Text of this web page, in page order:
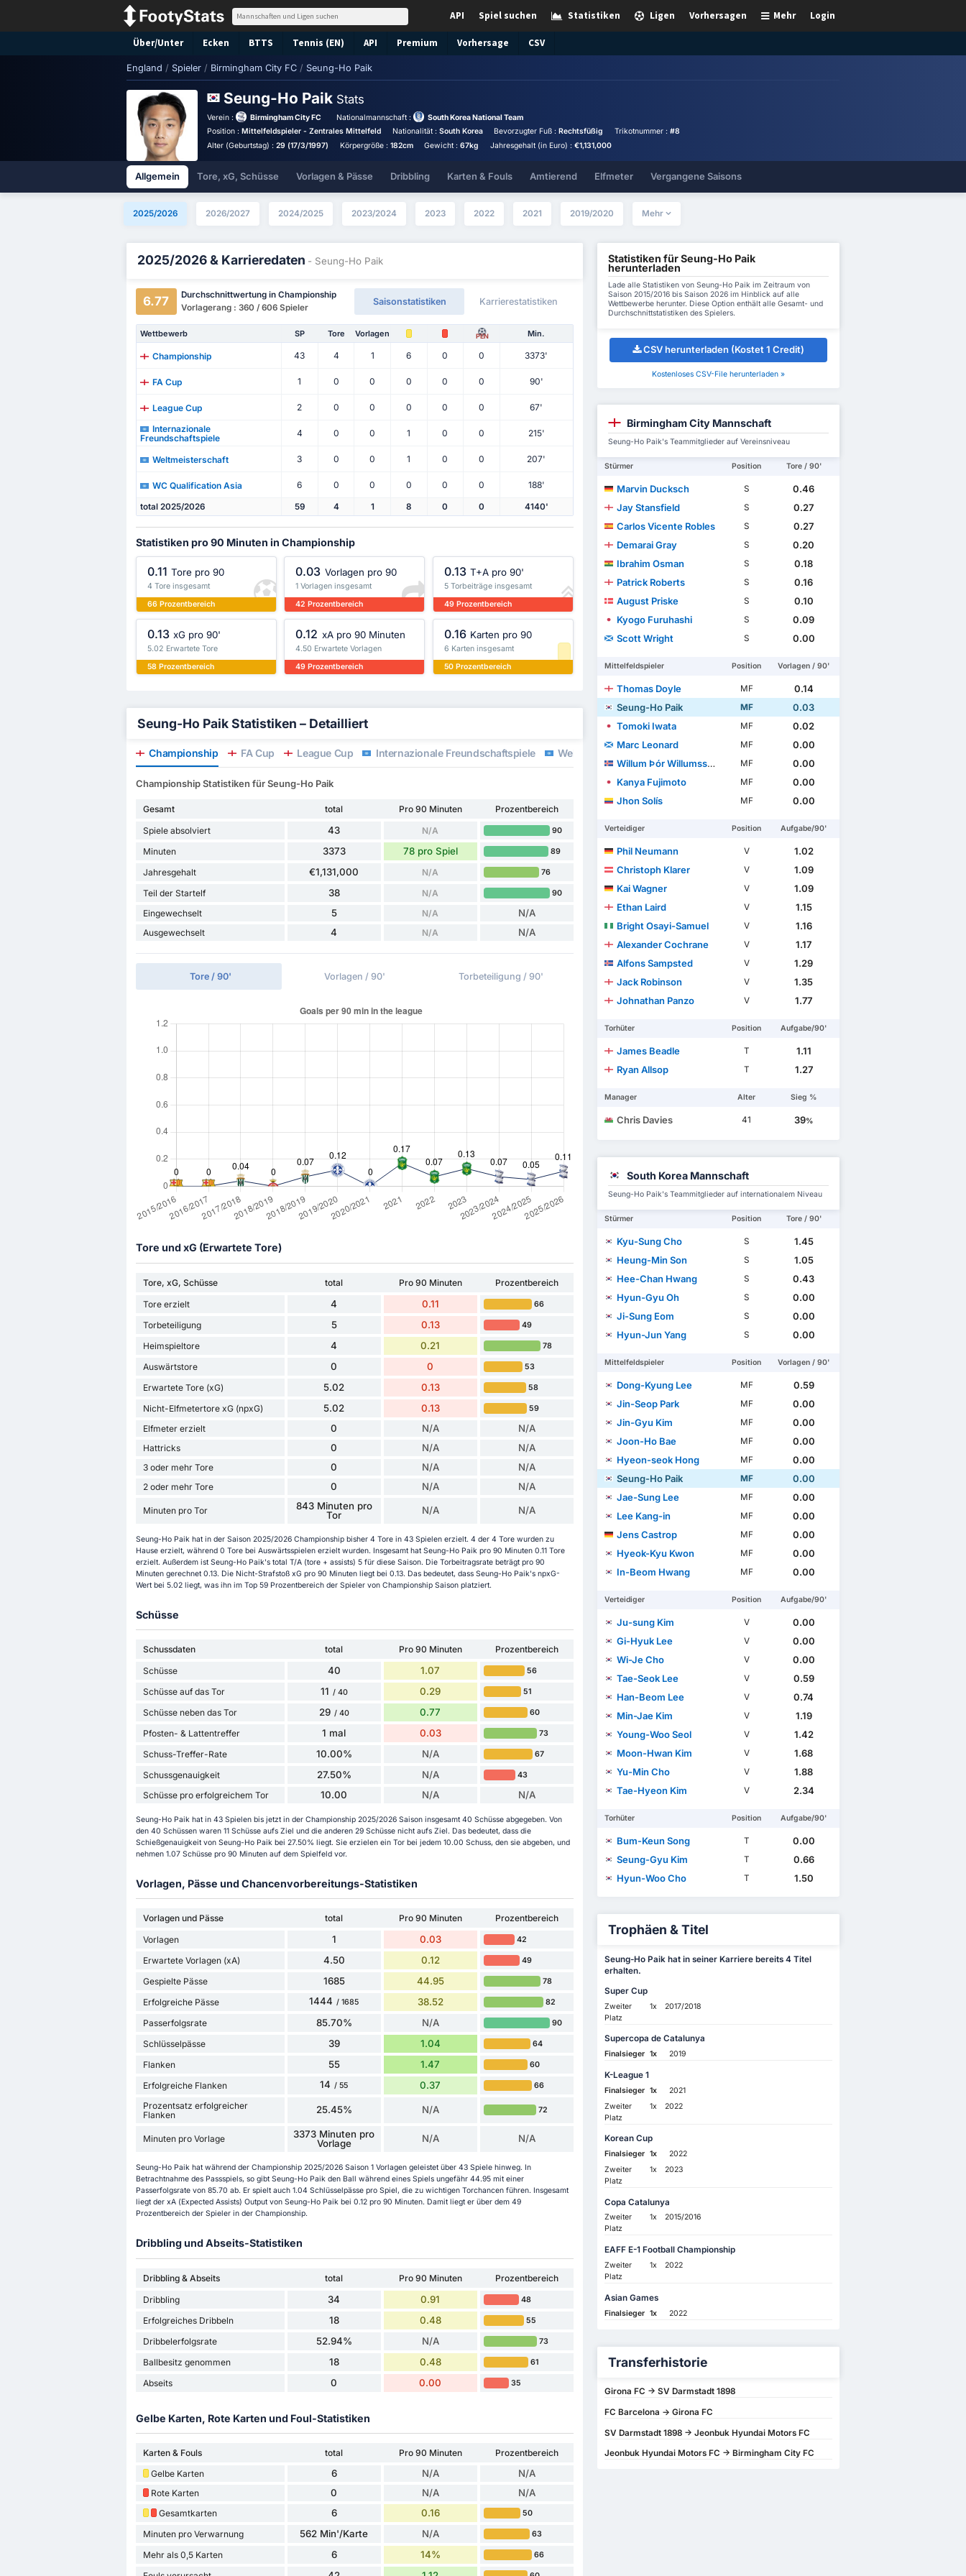
Login
Mehr
Vorhersagen
Ligen
Statistiken
Spiel suchen
API
Über/Unter Ecken BTTS Tennis (EN) API Premium Vorhersage CSV
England / Spieler / Birmingham City FC / Seung-Ho Paik
Seung-Ho Paik Stats
Verein : Birmingham City FC Nationalmannschaft :
South Korea National Team
Position :Mittelfeldspieler - Zentrales Mittelfeld Nationalität : South Korea Bevorzugter Fuß :Rechtsfüßig Trikotnummer : #8
Alter (Geburtstag) :29 (17/3/1997) Körpergröße : 182cm Gewicht :67kg Jahresgehalt (in Euro) : €1,131,000
Allgemein Tore, xG, Schüsse Vorlagen & Pässe Dribbling Karten & Fouls Amtierend Elfmeter Vergangene Saisons
2025/2026 2026/2027 2024/2025 2023/2024 2023 2022 2021 2019/2020 Mehr
2025/2026 & Karrieredaten - Seung-Ho Paik
6.77
Durchschnittwertung in Championship
Vorlagerang : 360 / 606 Spieler
Saisonstatistiken Karrierestatistiken
Wettbewerb SP Tore Vorlagen PEN Min.
Championship 43 4 1 6 0 0 3373'
FA Cup 1 0 0 0 0 0 90'
League Cup 2 0 0 0 0 0
67'
Internazionale
Freundschaftspiele
4 0 0 1 0 0 215'
Weltmeisterschaft 3 0 0 1 0 0 207'
WC Qualification Asia 6 0 0 0 0 0 188'
total 2025/2026 59 4 1 8 0 0 4140'
Statistiken pro 90 Minuten in Championship
0.11 Tore pro 90
4 Tore insgesamt
66 Prozentbereich
0.03 Vorlagen pro 90
1 Vorlagen insgesamt
42 Prozentbereich
0.13 T+A pro 90'
5 Torbeiträge insgesamt
49 Prozentbereich
0.13 xG pro 90'
5.02 Erwartete Tore
58 Prozentbereich
0.12 xA pro 90 Minuten
4.50 Erwartete Vorlagen
49 Prozentbereich
0.16 Karten pro 90
6 Karten insgesamt
50 Prozentbereich
Seung-Ho Paik Statistiken – Detailliert
Championship FA Cup League Cup Internazionale Freundschaftspiele Weltmeisterschaft
Championship Statistiken für Seung-Ho Paik
Gesamt total Pro 90 Minuten
Prozentbereich
Spiele absolviert
43 N/A 90
Minuten 3373 78 pro Spiel 89
Jahresgehalt €1,131,000 N/A 76
Teil der Startelf 38 N/A 90
Eingewechselt 5 N/A N/A
Ausgewechselt 4 N/A N/A
Tore / 90' Vorlagen / 90' Torbeteiligung / 90'
Tore und xG (Erwartete Tore)
Tore, xG, Schüsse total Pro 90 Minuten
Prozentbereich
Tore erzielt
4 0.11 66
Torbeteiligung 5 0.13 49
Heimspieltore 4 0.21 78
Auswärtstore 0 0 53
Erwartete Tore (xG) 5.02 0.13 58
Nicht-Elfmetertore xG (npxG) 5.02 0.13 59
Elfmeter erzielt 0 N/A N/A
Hattricks 0 N/A N/A
3 oder mehr Tore 0 N/A N/A
2 oder mehr Tore 0 N/A N/A
Minuten pro Tor
843 Minuten pro
Tor
N/A N/A
Seung-Ho Paik hat in der Saison 2025/2026 Championship bisher 4 Tore in 43 Spielen erzielt. 4 der 4 Tore wurden zu
Hause erzielt, während 0 Tore bei Auswärtsspielen erzielt wurden. Insgesamt hat Seung-Ho Paik pro 90 Minuten 0.11 Tore
erzielt. Außerdem ist Seung-Ho Paik's total T/A (tore + assists) 5 für diese Saison. Die Torbeitragsrate beträgt pro 90
Minuten gerechnet 0.13. Die Nicht-Strafstoß xG pro 90 Minuten liegt bei 0.13. Das bedeutet, dass Seung-Ho Paik's npxG-
Wert bei 5.02 liegt, was ihn im Top 59 Prozentbereich der Spieler von Championship Saison platziert.
Schüsse
Schussdaten total Pro 90 Minuten
Prozentbereich
Schüsse
40 1.07 56
Schüsse auf das Tor 11 / 40 0.29 51
Schüsse neben das Tor 29 / 40 0.77 60
Pfosten- & Lattentreffer 1 mal 0.03 73
Schuss-Treffer-Rate 10.00% N/A 67
Schussgenauigkeit 27.50% N/A 43
Schüsse pro erfolgreichem Tor 10.00 N/A N/A
Seung-Ho Paik hat in 43 Spielen bis jetzt in der Championship 2025/2026 Saison insgesamt 40 Schüsse abgegeben. Von
den 40 Schüssen waren 11 Schüsse aufs Ziel und die anderen 29 Schüsse nicht aufs Ziel. Das bedeutet, dass die
Schießgenauigkeit von Seung-Ho Paik bei 27.50% liegt. Sie erzielen ein Tor bei jedem 10.00 Schuss, den sie abgeben, und
nehmen 1.07 Schüsse pro 90 Minuten auf dem Spielfeld vor.
Vorlagen, Pässe und Chancenvorbereitungs-Statistiken
Vorlagen und Pässe total Pro 90 Minuten
Prozentbereich
Vorlagen
1 0.03 42
Erwartete Vorlagen (xA) 4.50 0.12 49
Gespielte Pässe 1685 44.95 78
Erfolgreiche Pässe 1444 / 1685 38.52 82
Passerfolgsrate 85.70% N/A 90
Schlüsselpässe 39 1.04 64
Flanken 55 1.47 60
Erfolgreiche Flanken 14 / 55 0.37 66
Prozentsatz erfolgreicher
Flanken
25.45% N/A 72
Minuten pro Vorlage
3373 Minuten pro
Vorlage
N/A N/A
Seung-Ho Paik hat während der Championship 2025/2026 Saison 1 Vorlagen geleistet über 43 Spiele hinweg. In
Betrachtnahme des Passspiels, so gibt Seung-Ho Paik den Ball während eines Spiels ungefähr 44.95 mit einer
Passerfolgsrate von 85.70 ab. Er spielt auch 1.04 Schlüsselpässe pro Spiel, die zu wichtigen Torchancen führen. Insgesamt
liegt der xA (Expected Assists) Output von Seung-Ho Paik bei 0.12 pro 90 Minuten. Damit liegt er über dem 49
Prozentbereich der Spieler in der Championship.
Dribbling und Abseits-Statistiken
Dribbling & Abseits total Pro 90 Minuten
Prozentbereich
Dribbling
34 0.91 48
Erfolgreiches Dribbeln 18 0.48 55
Dribbelerfolgsrate 52.94% N/A 73
Ballbesitz genommen 18 0.48 61
Abseits 0 0.00 35
Gelbe Karten, Rote Karten und Foul-Statistiken
Karten & Fouls total Pro 90 Minuten
Prozentbereich
Gelbe Karten
6 N/A N/A
Rote Karten 0 N/A N/A
Gesamtkarten 6 0.16 50
Minuten pro Verwarnung 562 Min'/Karte N/A 63
Mehr als 0,5 Karten 6 14% 66
Statistiken für Seung-Ho Paik
herunterladen
Lade alle Statistiken von Seung-Ho Paik im Zeitraum von
Saison 2015/2016 bis Saison 2026 im Hinblick auf alle
Wettbewerbe herunter. Diese Option enthält alle Gesamt- und
Durchschnittstatistiken des Spielers.
CSV herunterladen (Kostet 1 Credit)
Kostenloses CSV-File herunterladen »
Birmingham City Mannschaft
Seung-Ho Paik's Teammitglieder auf Vereinsniveau
Stürmer Position Tore / 90'
Marvin Ducksch S
0.46
Jay Stansfield
S
0.27
Carlos Vicente Robles
S
0.27
Demarai Gray
S
0.20
Ibrahim Osman
S
0.18
Patrick Roberts
S
0.16
August Priske
S
0.10
Kyogo Furuhashi
S
0.09
Scott Wright
S 0.00
Mittelfeldspieler Position Vorlagen / 90'
Thomas Doyle MF
0.14
Seung-Ho Paik
MF
0.03
Tomoki Iwata
MF
0.02
Marc Leonard
MF
0.00
Willum Þór Willumsson
MF
0.00
Kanya Fujimoto
MF
0.00
Jhon Solís
MF 0.00
Verteidiger Position Aufgabe/90'
Phil Neumann V
1.02
Christoph Klarer
V
1.09
Kai Wagner
V
1.09
Ethan Laird
V
1.15
Bright Osayi-Samuel
V
1.16
Alexander Cochrane
V
1.17
Alfons Sampsted
V
1.29
Jack Robinson
V
1.35
Johnathan Panzo
V 1.77
Torhüter Position Aufgabe/90'
James Beadle T
1.11
Ryan Allsop
T 1.27
Manager Alter Sieg %
Chris Davies 41 39%
South Korea Mannschaft
Seung-Ho Paik's Teammitglieder auf internationalem Niveau
Stürmer Position Tore / 90'
Kyu-Sung Cho S
1.45
Heung-Min Son
S
1.05
Hee-Chan Hwang
S
0.43
Hyun-Gyu Oh
S
0.00
Ji-Sung Eom
S
0.00
Hyun-Jun Yang
S 0.00
Mittelfeldspieler Position Vorlagen / 90'
Dong-Kyung Lee MF
0.59
Jin-Seop Park
MF
0.00
Jin-Gyu Kim
MF
0.00
Joon-Ho Bae
MF
0.00
Hyeon-seok Hong
MF
0.00
Seung-Ho Paik
MF
0.00
Jae-Sung Lee
MF
0.00
Lee Kang-in
MF
0.00
Jens Castrop
MF
0.00
Hyeok-Kyu Kwon
MF
0.00
In-Beom Hwang
MF 0.00
Verteidiger Position Aufgabe/90'
Ju-sung Kim V
0.00
Gi-Hyuk Lee
V
0.00
Wi-Je Cho
V
0.00
Tae-Seok Lee
V
0.59
Han-Beom Lee
V
0.74
Min-Jae Kim
V
1.19
Young-Woo Seol
V
1.42
Moon-Hwan Kim
V
1.68
Yu-Min Cho
V
1.88
Tae-Hyeon Kim
V 2.34
Torhüter Position Aufgabe/90'
Bum-Keun Song T
0.00
Seung-Gyu Kim
T
0.66
Hyun-Woo Cho
T 1.50
Trophäen & Titel
Seung-Ho Paik hat in seiner Karriere bereits 4 Titel
erhalten.
Super Cup
Zweiter
Platz
1x 2017/2018
Supercopa de Catalunya
Finalsieger 1x 2019
K-League 1
Finalsieger 1x
2021
Zweiter
Platz
1x 2022
Korean Cup
Finalsieger 1x
2022
Zweiter
Platz
1x 2023
Copa Catalunya
Zweiter
Platz
1x 2015/2016
EAFF E-1 Football Championship
Zweiter
Platz
1x 2022
Asian Games
Finalsieger 1x 2022
Transferhistorie
Girona FC -> SV Darmstadt 1898
FC Barcelona -> Girona FC
SV Darmstadt 1898 -> Jeonbuk Hyundai Motors FC
Jeonbuk Hyundai Motors FC -> Birmingham City FC